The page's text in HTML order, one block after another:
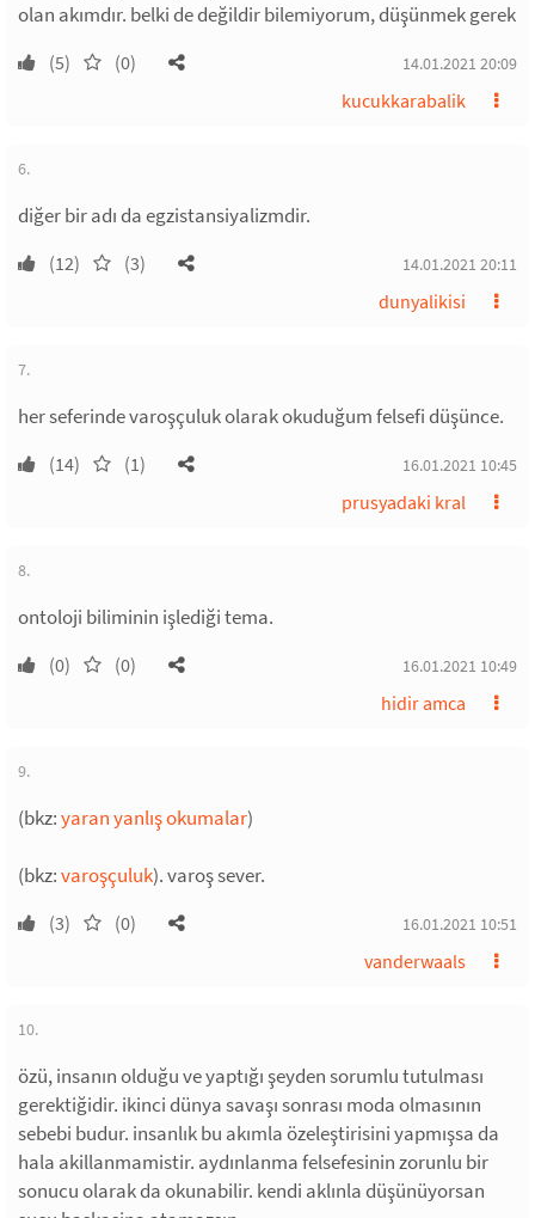
olan akımdır. belki de değildir bilemiyorum, düşünmek gerek
(5) (0) 14.01.2021 20:09
kucukkarabalik
6.
diğer bir adı da egzistansiyalizmdir.
(12) (3) 14.01.2021 20:11
dunyalikisi
7.
her seferinde varoşçuluk olarak okuduğum felsefi düşünce.
(14) (1) 16.01.2021 10:45
prusyadaki kral
8.
ontoloji biliminin işlediği tema.
(0) (0) 16.01.2021 10:49
hidir amca
9.
(bkz:yaran yanlış okumalar)
(bkz:varoşçuluk). varoş sever.
(3) (0) 16.01.2021 10:51
vanderwaals
10.
özü, insanın olduğu ve yaptığı şeyden sorumlu tutulması
gerektiğidir. ikinci dünya savaşı sonrası moda olmasının
sebebi budur. insanlık bu akımla özeleştirisini yapmışsa da
hala akillanmamistir. aydınlanma felsefesinin zorunlu bir
sonucu olarak da okunabilir. kendi aklınla düşünüyorsan